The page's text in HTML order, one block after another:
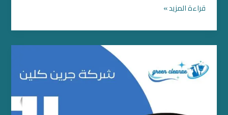
قراءة المزيد »
شركة
تسليك
مجاري
الفجيرة